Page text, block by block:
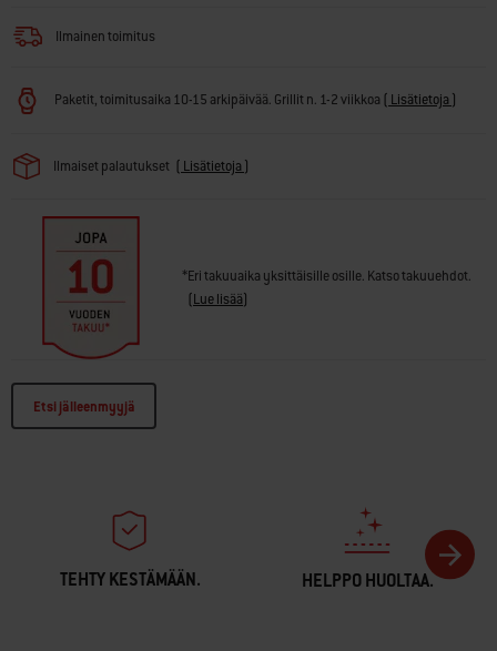
Ilmainen toimitus
Paketit, toimitusaika 10-15 arkipäivää. Grillit n. 1-2 viikkoa ( Lisätietoja )
Ilmaiset palautukset ( Lisätietoja )
*Eri takuuaika yksittäisille osille. Katso takuuehdot.
(Lue lisää)
Etsi jälleenmyyjä
TEHTY KESTÄMÄÄN. HELPPO HUOLTAA.